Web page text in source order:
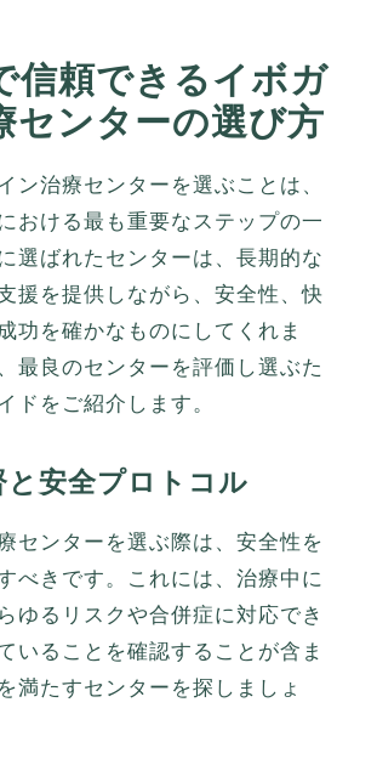
信頼できるイボガ
センターの選び方
ン治療センターを選ぶことは、
おける最も重要なステップの一
選ばれたセンターは、長期的な
援を提供しながら、安全性、快
功を確かなものにしてくれま
最良のセンターを評価し選ぶた
ドをご紹介します。
と安全プロトコル
センターを選ぶ際は、安全性を
べきです。これには、治療中に
ゆるリスクや合併症に対応でき
いることを確認することが含ま
満たすセンターを探しましょ